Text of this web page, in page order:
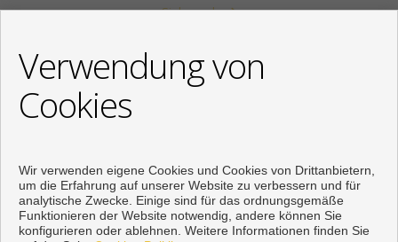
Siehe mehr
+34 622318266
info@mikenaumannimmobilien.com
Von Montag bis Freitag : 10:00 - 18:00
Verwendung von
Cookies
Wir verwenden eigene Cookies und Cookies von Drittanbietern,
um die Erfahrung auf unserer Website zu verbessern und für
analytische Zwecke. Einige sind für das ordnungsgemäße
Funktionieren der Website notwendig, andere können Sie
konfigurieren oder ablehnen. Weitere Informationen finden Sie